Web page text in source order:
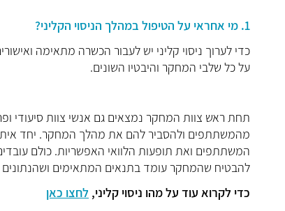
1. מי אחראי על הטיפול במהלך הניסוי הקליני?
כדי לערוך ניסוי קליני יש לעבור הכשרה מתאימה
על כל שלבי המחקר והיבטיו השונים.
תחת ראש צוות המחקר נמצאים גם אנשי צוות סיעודי
מהמשתתפים ולהסביר להם את מהלך המחקר. יחד
המשתתפים ואת תופעות הלוואי האפשריות. כולם
להבטיח שהמחקר עומד בתנאים המתאימים
כדי לקרוא עוד על מהו ניסוי קליני, לחצו כאן